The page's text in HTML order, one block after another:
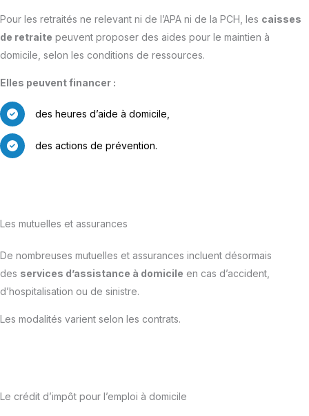
Pour les retraités ne relevant ni de l’APA ni de la PCH, les caisses
de retraite peuvent proposer des aides pour le maintien à
domicile, selon les conditions de ressources.
Elles peuvent financer :
des heures d’aide à domicile,
des actions de prévention.
Les mutuelles et assurances
De nombreuses mutuelles et assurances incluent désormais
des services d’assistance à domicile en cas d’accident,
d’hospitalisation ou de sinistre.
Les modalités varient selon les contrats.
Le crédit d’impôt pour l’emploi à domicile